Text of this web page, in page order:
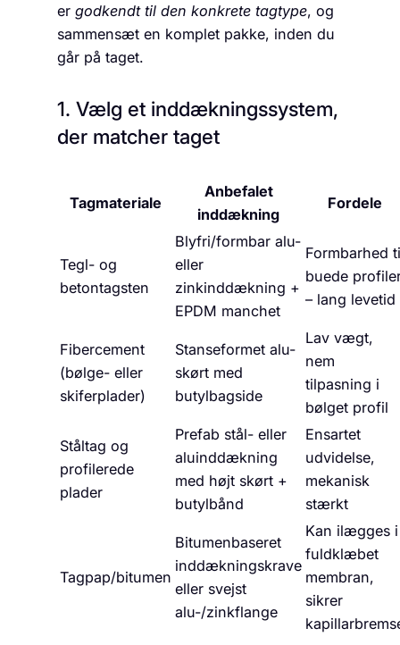
er godkendt til den konkrete tagtype, og
sammensæt en komplet pakke, inden du
går på taget.
1. Vælg et inddækningssystem,
der matcher taget
Tagmateriale
Anbefalet
inddækning
Fordele
Tegl- og
betontagsten
Blyfri/formbar alu-
eller
zinkinddækning +
EPDM manchet
Formbarhed
buede
– lang levetid
Fibercement
(bølge- eller
skiferplader)
Stanseformet alu-
skørt med
butylbagside
Lav vægt,
nem
tilpasning i
bølget profil
Ståltag og
profilerede
plader
Prefab stål- eller
aluinddækning
med højt skørt +
butylbånd
Ensartet
udvidelse,
mekanisk
stærkt
Tagpap/bitumen
Bitumenbaseret
inddækningskrave
eller svejst
alu-/zinkflange
Kan ilægges i
fuldklæbet
membran,
sikrer